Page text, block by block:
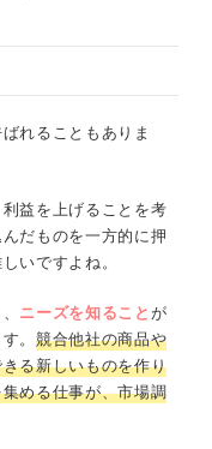
れることもありま
益を上げることを考
だものを一方的に押
いですよね。
ニーズを知ること が
。 競合他社の商品や
る新しいものを作り
める仕事が、市場調